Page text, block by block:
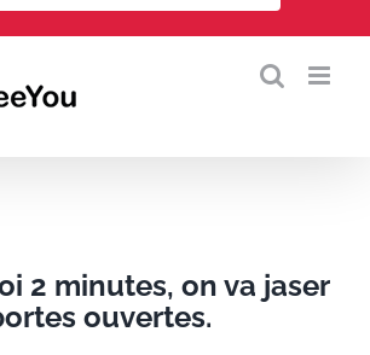
2 minutes, on va jaser
ouvertes.